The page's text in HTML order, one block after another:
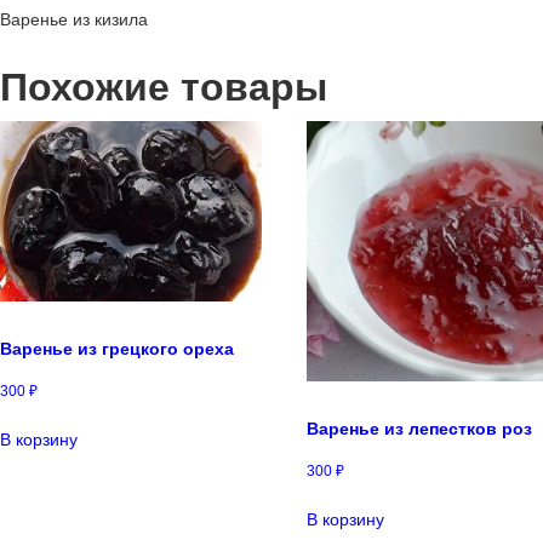
Варенье из кизила
Похожие товары
Варенье из грецкого ореха
300 ₽
В корзину
Варенье из лепестков роз
300₽
В корзину